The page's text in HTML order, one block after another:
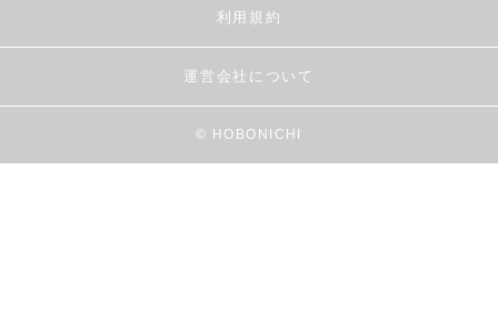
利用規約
運営会社について
© HOBONICHI